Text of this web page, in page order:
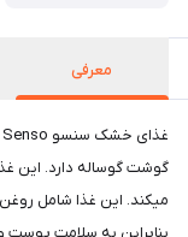
معرفی
گوشت گوساله دارد. این
بنابراین به سلامت